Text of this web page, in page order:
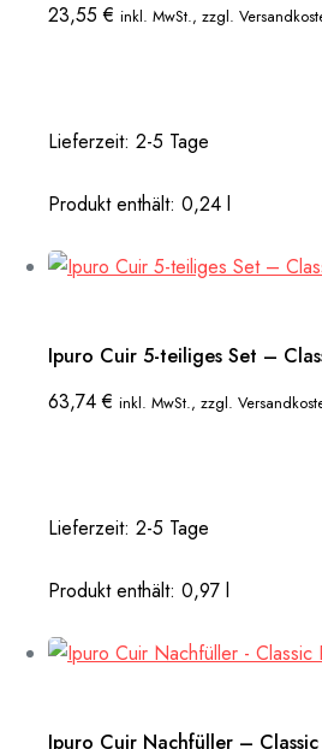
23,55€ inkl. MwSt., zzgl.
Lieferzeit: 2-5 Tage
Produkt enthält: 0,24 l
Ipuro Cuir 5-teiliges Set –
63,74€ inkl. MwSt., zzgl.
Lieferzeit: 2-5 Tage
Produkt enthält: 0,97 l
Ipuro Cuir Nachfüller –